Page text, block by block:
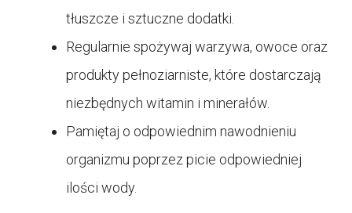
tłuszcze i sztuczne dodatki.
Regularnie spożywaj warzywa, owoce oraz
produkty pełnoziarniste, które dostarczają
niezbędnych witamin i minerałów.
Pamiętaj o odpowiednim nawodnieniu
organizmu poprzez picie odpowiedniej
ilości wody.